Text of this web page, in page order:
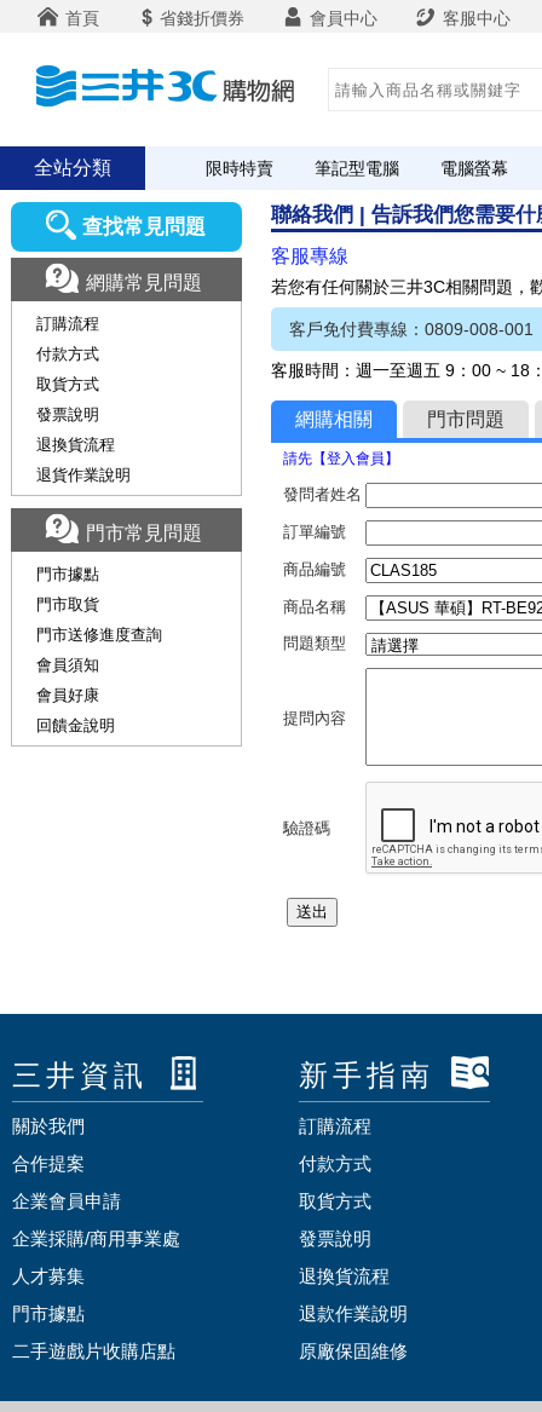
首頁 省錢折價券 會員中心 客服中心
全站分類 限時特賣 筆記型電腦 電腦螢幕
聯絡我們 | 告訴我們您需要什
客服專線
若您有任何關於三井3C相關問題，
客戶免付費專線：0809-008-001
客服時間：週一至週五 9：00 ~ 18
網購相關 門市問題
請先【登入會員】
發問者姓名
訂單編號
商品編號
商品名稱
問題類型
提問內容
驗證碼
查找常見問題
網購常見問題
訂購流程
付款方式
取貨方式
發票說明
退換貨流程
退貨作業說明
門市常見問題
門市據點
門市取貨
門市送修進度查詢
會員須知
會員好康
回饋金說明
三井資訊
關於我們
合作提案
企業會員申請
企業採購/商用事業處
人才募集
門市據點
二手遊戲片收購店點
新手指南
訂購流程
付款方式
取貨方式
發票說明
退換貨流程
退款作業說明
原廠保固維修